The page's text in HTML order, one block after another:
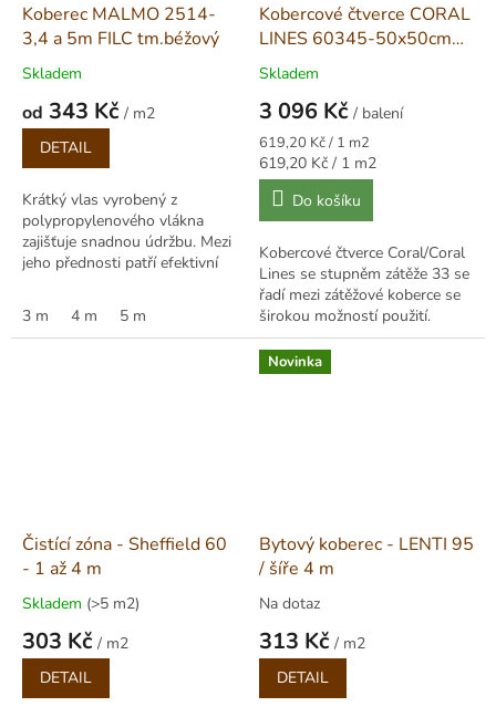
Koberec MALMO 2514-
3,4 a 5m FILC tm.béžový
Skladem
od 343 Kč / m2
Měrná
cena:
DETAIL
Krátký vlas vyrobený z
polypropylenového vlákna
zajišťuje snadnou údržbu. Mezi
jeho přednosti patří efektivní
topením....
3 m 4 m 5 m
Kobercové čtverce CORAL
LINES 60345-50x50cm
(5-995m2) šedo-černý
Skladem
3 096 Kč / balení
Měrná
cena:
619,20 Kč / 1 m2
Měrná
cena:
619,20 Kč / 1 m2
Do košíku
Kobercové čtverce Coral/Coral
Lines se stupněm zátěže 33 se
řadí mezi zátěžové koberce se
širokou možností použití.
Kobercové čtverce Coral/Coral
Lines vhodně doplní každý...
Čistící zóna - Sheffield 60
- 1 až 4 m
Skladem (>5 m2)
303 Kč / m2
Měrná
cena:
DETAIL
Novinka
Bytový koberec - LENTI 95
/ šíře 4 m
Na dotaz
313 Kč / m2
Měrná
cena:
DETAIL